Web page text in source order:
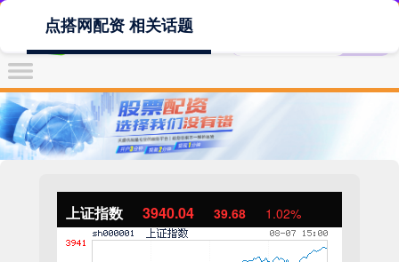
上证指数 3940.04 39.68 1.02%
点搭网配资 相关话题